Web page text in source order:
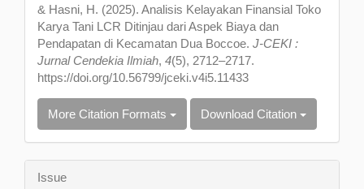
& Hasni, H. (2025). Analisis Kelayakan Finansial Toko
Karya Tani LCR Ditinjau dari Aspek Biaya dan
Pendapatan di Kecamatan Dua Boccoe. J-CEKI :
Jurnal Cendekia Ilmiah, 4(5), 2712–2717.
https://doi.org/10.56799/jceki.v4i5.11433
More Citation Formats Download Citation
Issue